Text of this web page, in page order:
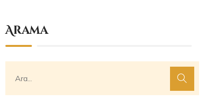
Arama